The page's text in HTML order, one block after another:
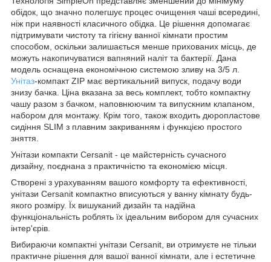
обідок, що значно полегшує процес очищення чаші всередині,
ніж при наявності класичного обідка. Це рішення допомагає
підтримувати чистоту та гігієну ванної кімнати простим
способом, оскільки залишається менше прихованих місць, де
можуть накопичуватися вапняний наліт та бактерії. Дана
модель оснащена економічною системою зливу на 3/5 л.
Унітаз-компакт ZIP має вертикальний випуск, подачу води
знизу бачка. Ціна вказана за весь комплект, тобто компактну
чашу разом з бачком, наповнюючим та випускним клапаном,
набором для монтажу. Крім того, також входить дюропластове
сидіння SLIM з плавним закриванням і функцією простого
зняття.
Унітази компакти Cersanit - це майстерність сучасного
дизайну, поєднана з практичністю та економією місця.
Створені з урахуванням вашого комфорту та ефективності,
унітази Cersanit компактно вписуються у ванну кімнату будь-
якого розміру. Їх вишуканий дизайн та надійна
функціональність роблять їх ідеальним вибором для сучасних
інтер'єрів.
Вибираючи компактні унітази Cersanit, ви отримуєте не тільки
практичне рішення для вашої ванної кімнати, але і естетичне